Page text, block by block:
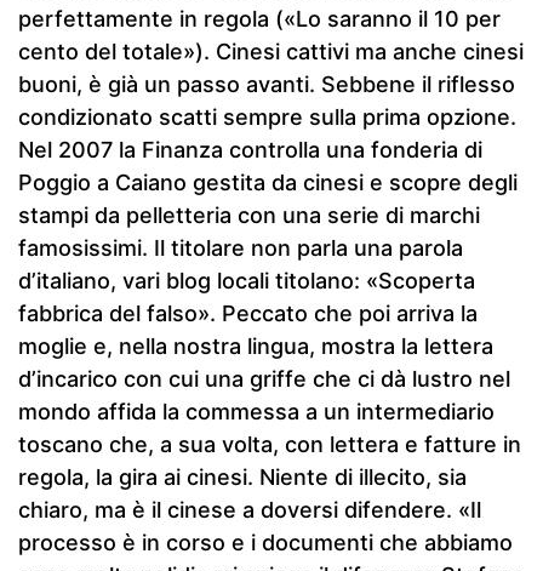
perfettamente in regola («Lo saranno il 10 per
cento del totale»). Cinesi cattivi ma anche cinesi
buoni, è già un passo avanti. Sebbene il riflesso
condizionato scatti sempre sulla prima opzione.
Nel 2007 la Finanza controlla una fonderia di
Poggio a Caiano gestita da cinesi e scopre degli
stampi da pelletteria con una serie di marchi
famosissimi. Il titolare non parla una parola
d’italiano, vari blog locali titolano: «Scoperta
fabbrica del falso». Peccato che poi arriva la
moglie e, nella nostra lingua, mostra la lettera
d’incarico con cui una griffe che ci dà lustro nel
mondo affida la commessa a un intermediario
toscano che, a sua volta, con lettera e fatture in
regola, la gira ai cinesi. Niente di illecito, sia
chiaro, ma è il cinese a doversi difendere. «Il
processo è in corso e i documenti che abbiamo